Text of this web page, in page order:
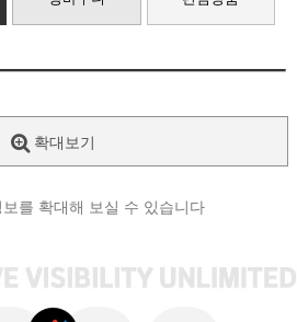
확대보기
보를 확대해 보실 수 있습니다